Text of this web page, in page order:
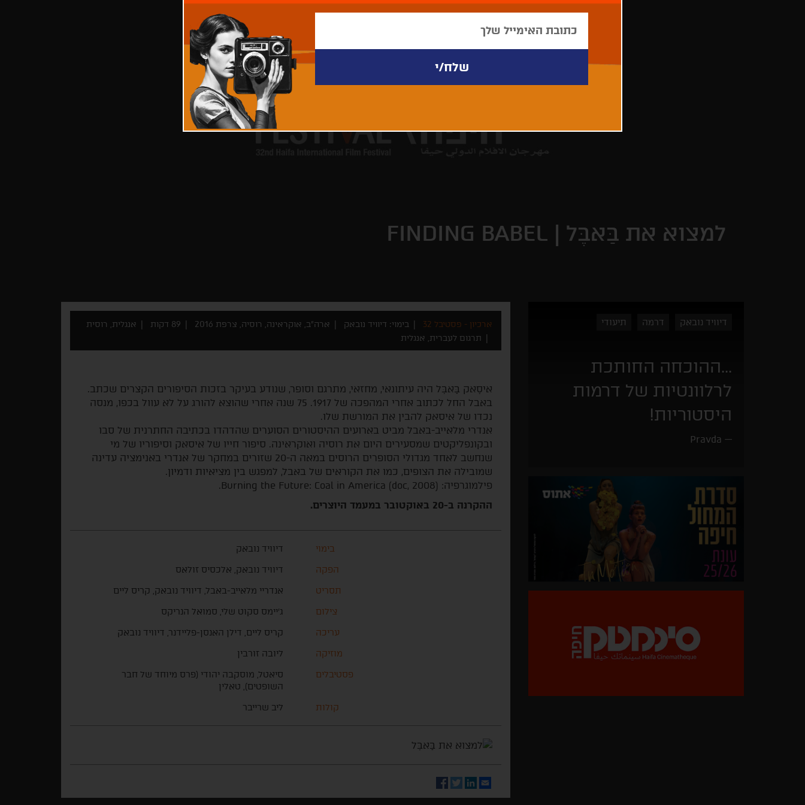
למצוא את בַּאבֶּל | FINDING BABEL
דיוויד נובאק דרמה תיעודי
...ההוכחה החותכת
לרלוונטיות של דרמות
היסטוריות!
Pravda
ארכיון - פסטיבל 32 בימוי: דיוויד נובאק ארה"ב, אוקראינה, רוסיה, צרפת 2016 89 דקות
אנגלית, רוסית
תרגום לעברית, אנגלית
איסָאק בַּאבֶּל היה עיתונאי, מחזאי, מתרגם וסופר, שנודע בעיקר בזכות הסיפורים הקצרים שכתב.
באבל החל לכתוב אחרי המהפכה של 1917. 75 שנה אחרי שהוצא להורג על לא עוול בכפו, מנסה
נכדו של איסאק להבין את המורשת שלו.
אנדרי מלאייב-באבל מביט בארועים ההיסטורים הסוערים שהדהדו בכתיבה החתרנית של סבו
ובקונפליקטים שמסעירים היום את רוסיה ואוקראינה. סיפור חייו של איסאק וסיפוריו של מי
שנחשב לאחד מגדולי הסופרים הרוסים במאה ה-20 שזורים במחקר של אנדרי באנימציה עדינה
שמובילה את הצופים, כמו את הקוראים של באבל, למפגש בין מציאיות ודמיון.
פילמוגרפיה: Burning the Future: Coal in America (doc, 2008).
ההקרנה ב-20 באוקטובר במעמד היוצרים.
בימוי
דיוויד נובאק
הפקה
דיוויד נובאק, אלכסיס זולאס
תסריט
אנדריי מלאייב-באבל, דיוויד נובאק, קריס ליים
צילום
ג'יימס סקוט שלי, סמואל הנריקס
עריכה
קריס ליים, דילן האנסן-פליידנר, דיוויד נובאק
מוזיקה
ליובה זורבין
פסטיבלים
סיאטל, מוסקבה יהודי (פרס מיוחד של חבר
השופטים), טאלין
קולות
ליב שרייבר
Email
LinkedIn
Twitter
Facebook